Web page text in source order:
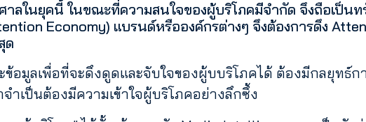
ลในยุคนี้ ในขณะที่ความสนใจของผู้บริโภคมีจำกัด จึงถือเป็น
Economy) แบรนด์หรือองค์กรต่างๆ จึงต้องการดึง
ด
อมูลเพื่อที่จะดึงดูดและจับใจของผู้บบริโภคได้ ต้องมีกลยุทธ์ก
ำเป็นต้องมีความเข้าใจผู้บริโภคอย่างลึกซึ้ง